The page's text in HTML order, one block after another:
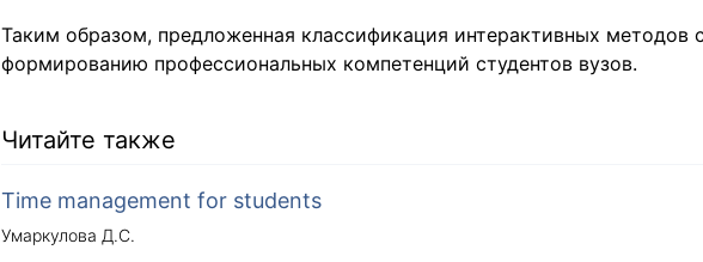
Таким образом, предложенная классификация интерактивных методов
формированию профессиональных компетенций студентов вузов.
Читайте также
Time management for students
Умаркулова Д.С.